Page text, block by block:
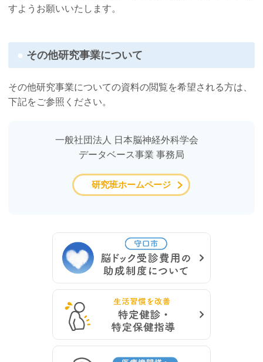
すようお願いいたします。
その他研究事業について
その他研究事業についての資料の閲覧を希望される方は、
下記をご参照ください。
一般社団法人 日本脳神経外科学会
データベース事業 事務局
研究班ホームページ